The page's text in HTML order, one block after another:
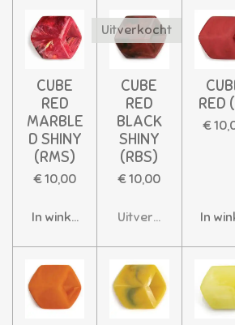
CUBE
RED
MARBLE
D SHINY
(RMS)
€ 10,00
In winkelwagen
Uitverkocht
CUBE
RED
BLACK
SHINY
(RBS)
€ 10,00
Uitverkocht
RED
€
In